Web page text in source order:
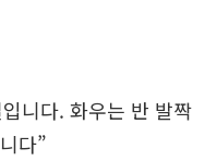
니다. 화우는 반 발짝
다”